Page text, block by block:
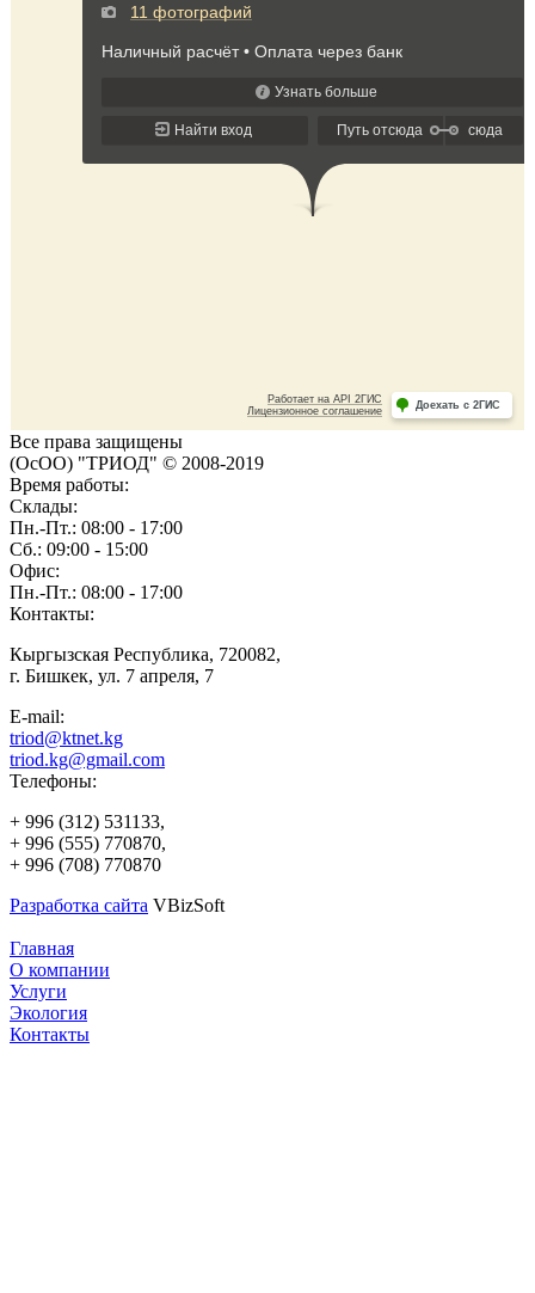
Все права защищены
(ОсОО) "ТРИОД" © 2008-2019
Время работы:
Склады:
Пн.-Пт.: 08:00 - 17:00
Сб.: 09:00 - 15:00
Офис:
Пн.-Пт.: 08:00 - 17:00
Контакты:
Кыргызская Республика, 720082,
г. Бишкек, ул. 7 апреля, 7
E-mail:
triod@ktnet.kg
triod.kg@gmail.com
Телефоны:
+ 996 (312) 531133,
+ 996 (555) 770870,
+ 996 (708) 770870
Разработка сайта VBizSoft
Главная
О компании
Услуги
Экология
Контакты